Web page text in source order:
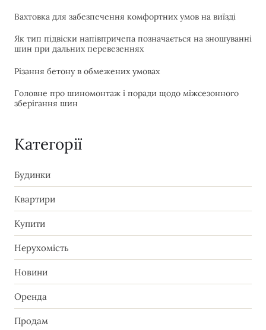
Вахтовка для забезпечення комфортних умов на виїзді
Як тип підвіски напівпричепа позначається на зношуванні
шин при дальних перевезеннях
Різання бетону в обмежених умовах
Головне про шиномонтаж і поради щодо міжсезонного
зберігання шин
Категорії
Будинки
Квартири
Купити
Нерухомість
Новини
Оренда
Продам